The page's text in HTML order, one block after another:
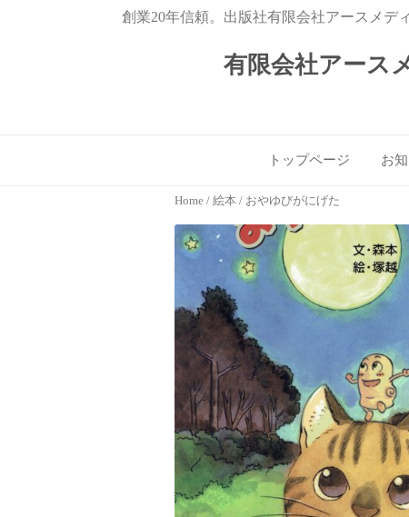
創業20年信頼。出版社有限会社アースメデ
有限会社アース
トップページ お
Home / 絵本 / おやゆびがにげた